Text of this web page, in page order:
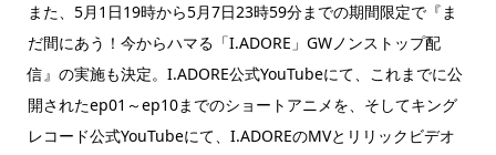
また、5月1日19時から5月7日23時59分までの期間限定で『ま
だ間にあう！今からハマる「I.ADORE」GWノンストップ配
信』の実施も決定。I.ADORE公式YouTubeにて、これまでに公
開されたep01～ep10までのショートアニメを、そしてキング
レコード公式YouTubeにて、I.ADOREのMVとリリックビデオ